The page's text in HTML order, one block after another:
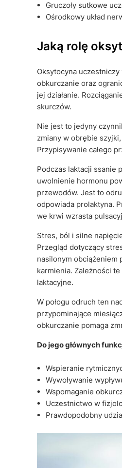
Gruczoły sutkowe
Ośrodkowy układ
Jaką rolę
Oksytocyna
obkurczanie oraz
jej działanie.
skurczów.
Nie jest to jedyny
zmiany w obrębie
Przypisywanie całego
Podczas laktacji ssanie
uwolnienie hormonu
przewodów. Jest to
odpowiada prolaktyna.
we krwi wzrasta
Stres, ból i silne
Przegląd dotyczący
nasilonym obciążeniem
karmienia. Zależności
laktacyjne.
W połogu odruch ten
przypominające
obkurczanie pomaga
Do jego głównych
Wspieranie
Wywoływanie
Wspomaganie
Uczestnictwo w
Prawdopodobny